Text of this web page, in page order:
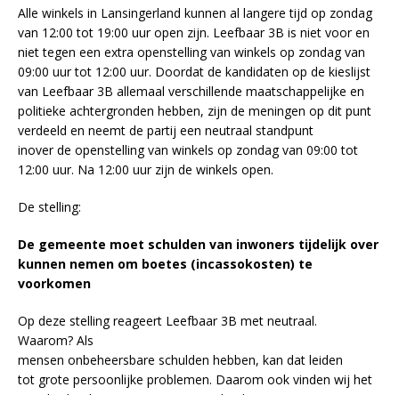
Alle winkels in Lansingerland kunnen al langere tijd op zondag
van 12:00 tot 19:00 uur open zijn. Leefbaar 3B is niet voor en
niet tegen een extra openstelling van winkels op zondag van
09:00 uur tot 12:00 uur. Doordat de kandidaten op de kieslijst
van Leefbaar 3B allemaal verschillende maatschappelijke en
politieke achtergronden hebben, zijn de meningen op dit punt
verdeeld en neemt de partij een neutraal standpunt
inover de openstelling van winkels op zondag van 09:00 tot
12:00 uur. Na 12:00 uur zijn de winkels open.
De stelling:
De gemeente moet schulden van inwoners tijdelijk over
kunnen nemen om boetes (incassokosten) te
voorkomen
Op deze stelling reageert Leefbaar 3B met neutraal.
Waarom? Als
mensen onbeheersbare schulden hebben, kan dat leiden
tot grote persoonlijke problemen. Daarom ook vinden wij het